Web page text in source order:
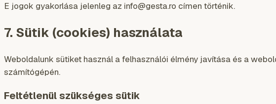
E jogok gyakorlása jelenleg az info@gesta.ro címen történik.
7. Sütik (cookies) használata
Weboldalunk sütiket használ a felhasználói élmény javítása és a
számítógépén.
Feltétlenül szükséges sütik